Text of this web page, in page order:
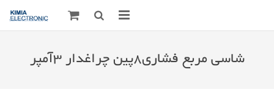
شاسی مربع فشاری۸پین چراغدار ۳آمپر